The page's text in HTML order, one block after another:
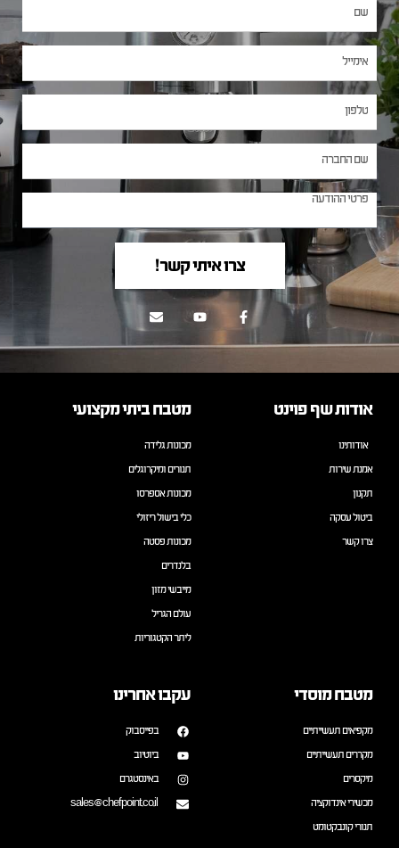
צרו איתי קשר!
אודות שף פוינט
אודותינו
אמנת שירות
תקנון
ביטול עסקה
צרו קשר
מטבח ביתי מקצועי
מכונות גלידה
תנורים ומיקרוגלים
מכונות אספרסו
כלי בישול ריזולי
מכונות פסטה
בלנדרים
מייבשי מזון
עולם הגריל
ליתר הקטגוריות
מטבח מוסדי
מקפיאים תעשייתיים
מקררים תעשייתיים
מיקסרים
מכשירי אינדוקציה
תנורי קונבקטומט
עקבו אחרינו
בפייסבוק
ביוטיוב
באינסטגרם
sales@chefpoint.co.il